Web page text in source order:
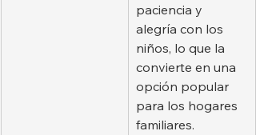
paciencia y
alegría con los
niños, lo que la
convierte en una
opción popular
para los hogares
familiares.